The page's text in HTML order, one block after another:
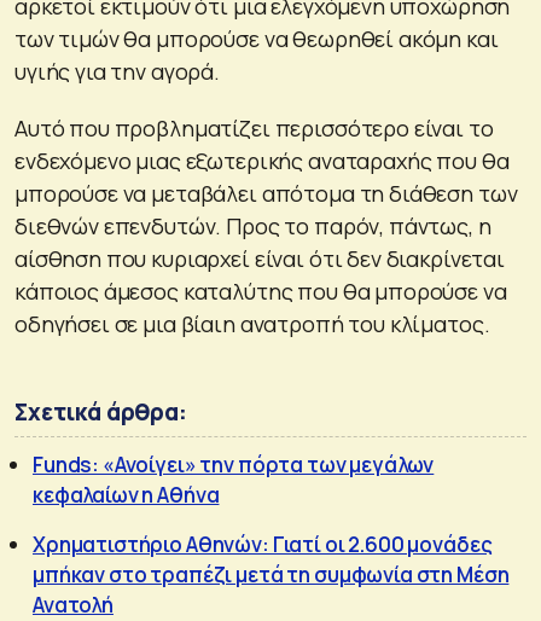
αρκετοί εκτιμούν ότι μια ελεγχόμενη υποχώρηση
των τιμών θα μπορούσε να θεωρηθεί ακόμη και
υγιής για την αγορά.
Αυτό που προβληματίζει περισσότερο είναι το
ενδεχόμενο μιας εξωτερικής αναταραχής που θα
μπορούσε να μεταβάλει απότομα τη διάθεση των
διεθνών επενδυτών. Προς το παρόν, πάντως, η
αίσθηση που κυριαρχεί είναι ότι δεν διακρίνεται
κάποιος άμεσος καταλύτης που θα μπορούσε να
οδηγήσει σε μια βίαιη ανατροπή του κλίματος.
Σχετικά άρθρα:
Funds: «Ανοίγει» την πόρτα των μεγάλων
κεφαλαίων η Αθήνα
Χρηματιστήριο Αθηνών: Γιατί οι 2.600 μονάδες
μπήκαν στο τραπέζι μετά τη συμφωνία στη Μέση
Ανατολή